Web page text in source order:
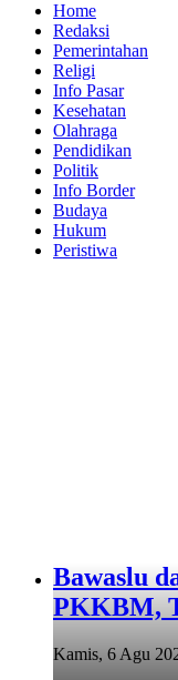
Home
Redaksi
Pemerintahan
Religi
Info Pasar
Kesehatan
Olahraga
Pendidikan
Politik
Info Border
Budaya
Hukum
Peristiwa
Bawaslu
PKKBM,
Kamis, 6 Agu